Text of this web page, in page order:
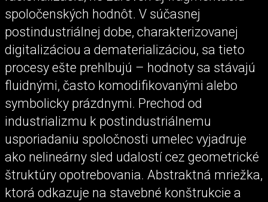
spoločenských hodnôt. V súčasnej
postindustriálnej dobe, charakterizovanej
digitalizáciou a dematerializáciou, sa tieto
procesy ešte prehlbujú – hodnoty sa stávajú
fluidnými, často komodifikovanými alebo
symbolicky prázdnymi. Prechod od
industrializmu k postindustriálnemu
usporiadaniu spoločnosti umelec vyjadruje
ako nelineárny sled udalostí cez geometrické
štruktúry opotrebovania. Abstraktná mriežka,
ktorá odkazuje na stavebné konštrukcie a